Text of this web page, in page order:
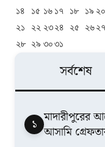
১৪
১৫ ১৬ ১৭ ১৮ ১৯ ২০
২১
২২ ২৩২৪ ২৫ ২৬২৭
২৮ ২৯ ৩০৩১
সর্বশেষ
১ মাদারীপুরের
আসামি